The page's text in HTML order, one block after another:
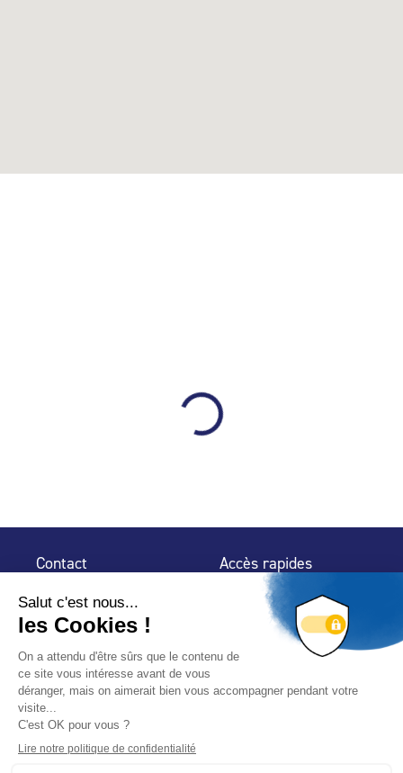
Contact
32 rue de Mogador
75 009 Paris
Accès rapides
Espace Presse
Trouver un
professionnel
Nous suivre